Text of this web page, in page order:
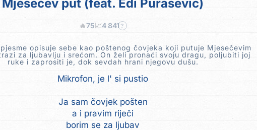
Mjesečev put (feat. Edi Purasevic)
🔥75📈4 841 ?
opisuje sebe kao poštenog čovjeka koji putuje Mjesečevim
za ljubavlju i srećom. On želi pronaći svoju dragu, poljubiti joj
ruke i zaprositi je, dok sevdah hrani njegovu dušu.
Mikrofon, je l' si pustio
Ja sam čovjek pošten
a i pravim riječi
borim se za ljubav